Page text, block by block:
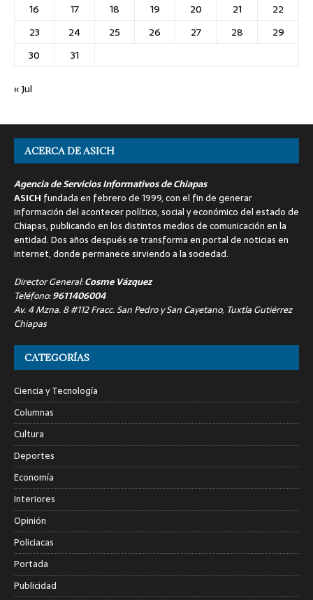
16
17 18 19 20 21
22
23
24 25 26 27 28
29
30
31
« Jul
ACERCA DE ASICH
Agencia de Servicios Informativos de Chiapas
ASICH fundada en febrero de 1999, con el fin de generar
información del acontecer político, social y económico del estado de
Chiapas, publicando en los distintos medios de comunicación en la
entidad. Dos años después se transforma en portal de noticias en
internet, donde permanece sirviendo a la sociedad.
Director General:Cosme Vázquez
Teléfono:9611406004
Av. 4 Mzna. 8 #112 Fracc. San Pedro y San Cayetano, Tuxtla Gutiérrez
Chiapas
CATEGORÍAS
Ciencia y Tecnología
Columnas
Cultura
Deportes
Economía
Interiores
Opinión
Policiacas
Portada
Publicidad